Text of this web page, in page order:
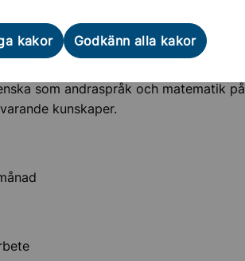
kakor Godkänn alla kakor
ca 45 veckor (900 poäng)
som andraspråk och matematik på
kunskaper.